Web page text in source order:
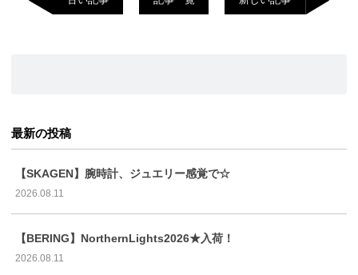
最新の投稿
【SKAGEN】腕時計、ジュエリー感覚で☆
2026.08.11
【BERING】NorthernLights2026★入荷！
2026.08.11